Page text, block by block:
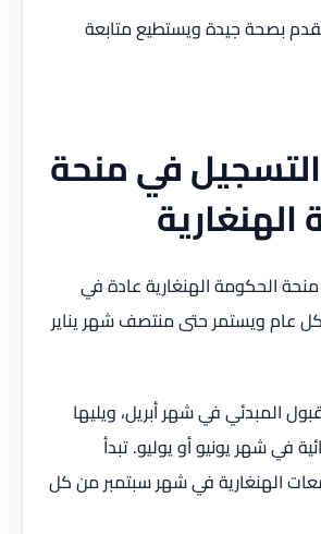
بصحة جيدة ويستطيع متابعة
في منحة
الحكومة الهنغارية عادة في
عام ويستمر حتى منتصف شهر يناير
المبدئي في شهر أبريل، ويليها
في شهر يونيو أو يوليو. تبدأ
الهنغارية في شهر سبتمبر من كل